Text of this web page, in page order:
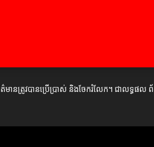
ានត្រូវបានប្រើប្រាស់ និងចែករំលែក។ ជាលទ្ធផ